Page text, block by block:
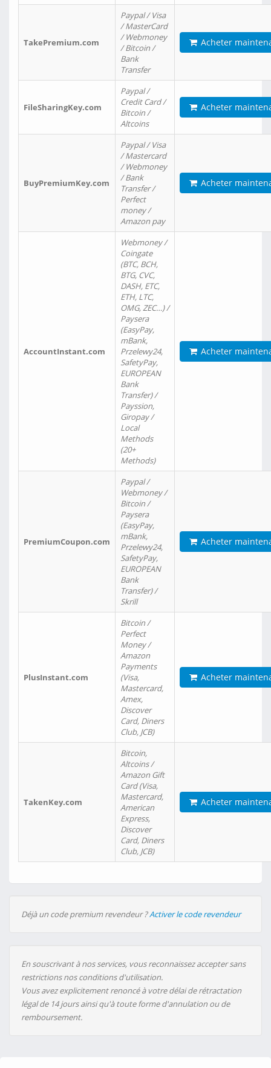
TakePremium.com
Paypal / Visa
/ MasterCard
/ Webmoney
/ Bitcoin /
Bank
Transfer
Acheter
FileSharingKey.com
Paypal /
Credit Card /
Bitcoin /
Altcoins
Acheter
BuyPremiumKey.com
Paypal / Visa
/ Mastercard
/ Webmoney
/ Bank
Transfer /
Perfect
money /
Amazon pay
Acheter
AccountInstant.com
Webmoney /
Coingate
(BTC, BCH,
BTG, CVC,
DASH, ETC,
ETH, LTC,
OMG, ZEC…) /
Paysera
(EasyPay,
mBank,
Przelewy24,
SafetyPay,
EUROPEAN
Bank
Transfer) /
Payssion,
Giropay /
Local
Methods
(20+
Methods)
Acheter
PremiumCoupon.com
Paypal /
Webmoney /
Bitcoin /
Paysera
(EasyPay,
mBank,
Przelewy24,
SafetyPay,
EUROPEAN
Bank
Transfer) /
Skrill
Acheter
PlusInstant.com
Bitcoin /
Perfect
Money /
Amazon
Payments
(Visa,
Mastercard,
Amex,
Discover
Card, Diners
Club, JCB)
Acheter
TakenKey.com
Bitcoin,
Altcoins /
Amazon Gift
Card (Visa,
Mastercard,
American
Express,
Discover
Card, Diners
Club, JCB)
Acheter
Déjà un code premium revendeur ?Activer le code revendeur
En souscrivant à nos services, vous reconnaissez accepter sans
restrictions nos conditions d'utilisation.
Vous avez explicitement renoncé à votre délai de rétractation
légal de 14 jours ainsi qu'à toute forme d'annulation ou de
remboursement.